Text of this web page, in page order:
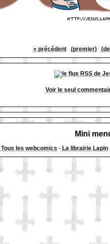
« précédent (premier)
Voir le seul
Mini
Tous les webcomics - La librairie Lapin